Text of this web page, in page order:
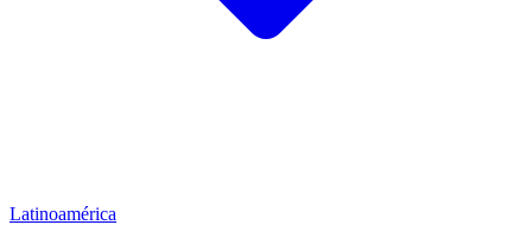
Latinoamérica